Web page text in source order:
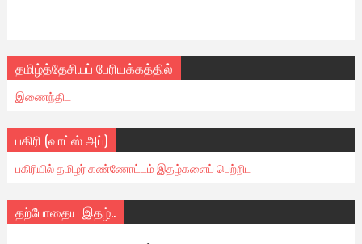
தமிழ்த்தேசியப் பேரியக்கத்தில்
இணைந்திட
பகிரி (வாட்ஸ் அப்)
பகிரியில் தமிழர் கண்ணோட்டம் இதழ்களைப் பெற்றிட
தற்போதைய இதழ்..